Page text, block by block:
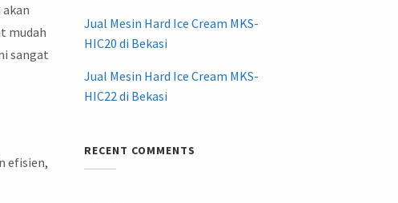
mudah
sangat
efisien,
Jual Mesin Hard Ice Cream MKS-
HIC20 di Bekasi
Jual Mesin Hard Ice Cream MKS-
HIC22 di Bekasi
RECENT COMMENTS